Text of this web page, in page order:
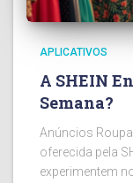
APLICATIVOS
A SHEIN
Semana?
Anúncios
oferecida pela
experimentem